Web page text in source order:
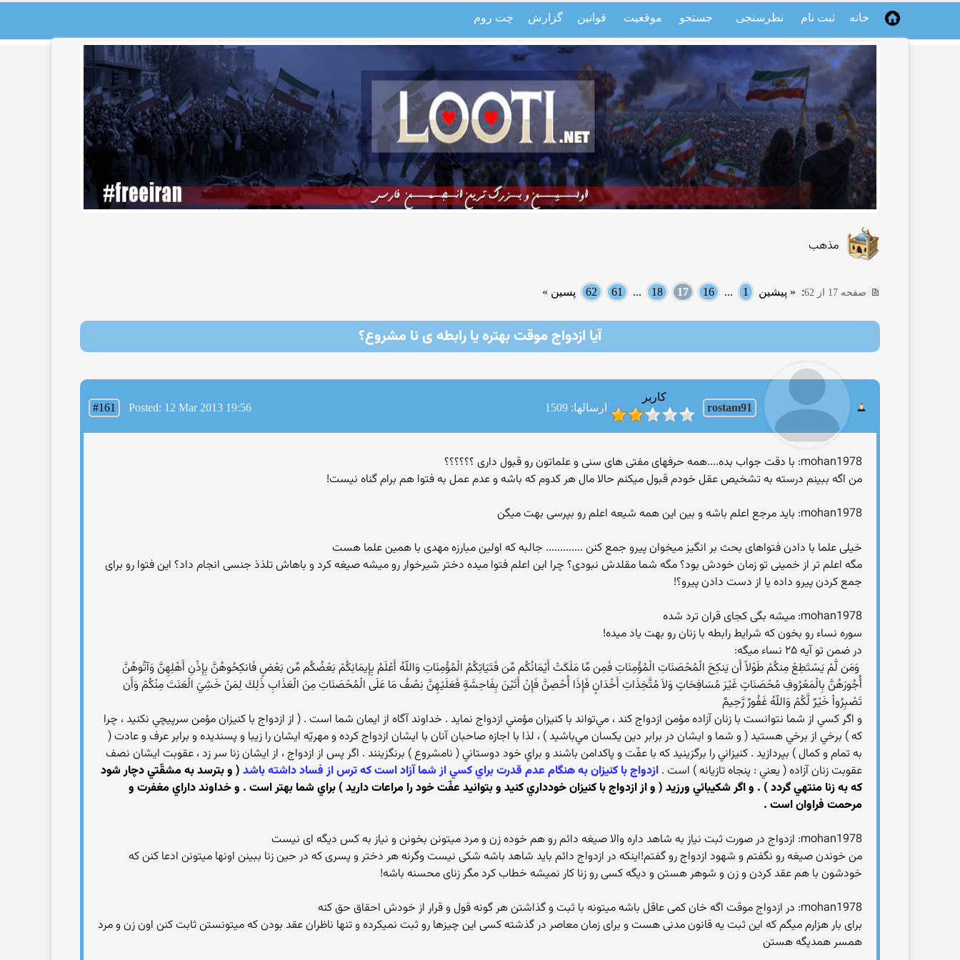
خانه ثبت نام نظرسنجی جستجو موقعیت قوانین گزارش چت روم
مذهب
صفحه 17 از 62 : « پیشین 1
...
16
17
18
...
61
62 پسین »
آیا ازدواج موقت بهتره یا رابطه ی نا مشروع؟
rostam91
کاربر
ارسالها: 1509
#161 Posted: 12 Mar 2013 19:56
mohan1978: با دقت جواب بده....همه حرفهای مفتی های سنی و علماتون رو قبول داری ؟؟؟؟؟؟
من اگه ببینم درسته به تشخیص عقل خودم قبول میکنم حالا مال هر کدوم که باشه و عدم عمل به فتوا هم برام گناه نیست!
mohan1978: باید مرجع اعلم باشه و بین این همه شیعه اعلم رو بپرسی بهت میگن
خیلی علما با دادن فتواهای بحث بر انگیز میخوان پیرو جمع کنن ............. جالبه که اولین مبارزه مهدی با همین علما هست
مگه اعلم تر از خمینی تو زمان خودش بود؟ مگه شما مقلدش نبودی؟ چرا این اعلم فتوا میده دختر شیرخوار رو میشه صیغه کرد و باهاش تلذذ جنسی انجام داد؟ این فتوا رو برای
جمع کردن پیرو داده یا از دست دادن پیرو؟!
mohan1978: میشه بگی کجای قران ترد شده
سوره نساء رو بخون که شرایط رابطه با زنان رو بهت یاد میده!
در ضمن تو آیه ۲۵ نساء میگه:
‏ وَمَن لَّمْ يَسْتَطِعْ مِنكُمْ طَوْلاً أَن يَنكِحَ الْمُحْصَنَاتِ الْمُؤْمِنَاتِ فَمِن مِّا مَلَكَتْ أَيْمَانُكُم مِّن فَتَيَاتِكُمُ الْمُؤْمِنَاتِ وَاللّهُ أَعْلَمُ بِإِيمَانِكُمْ بَعْضُكُم مِّن بَعْضٍ فَانكِحُوهُنَّ بِإِذْنِ أَهْلِهِنَّ وَآتُوهُنَّ
أُجُورَهُنَّ بِالْمَعْرُوفِ مُحْصَنَاتٍ غَيْرَ مُسَافِحَاتٍ وَلاَ مُتَّخِذَاتِ أَخْدَانٍ فَإِذَا أُحْصِنَّ فَإِنْ أَتَيْنَ بِفَاحِشَةٍ فَعَلَيْهِنَّ نِصْفُ مَا عَلَى الْمُحْصَنَاتِ مِنَ الْعَذَابِ ذَلِكَ لِمَنْ خَشِيَ الْعَنَتَ مِنْكُمْ وَأَن
تَصْبِرُواْ خَيْرٌ لَّكُمْ وَاللّهُ غَفُورٌ رَّحِيمٌ ‏
و اگر كسي از شما نتوانست با زنان آزاده مؤمن ازدواج كند ، مي‌تواند با كنيزان مؤمني ازدواج نمايد . خداوند آگاه از ايمان شما است . ( از ازدواج با كنيزان مؤمن سرپيچي نكنيد ، چرا
كه ) برخي از برخي هستيد ( و شما و ايشان در برابر دين يكسان مي‌باشيد ) ، لذا با اجازه صاحبان آنان با ايشان ازدواج كرده و مهريّه ايشان را زيبا و پسنديده و برابر عرف و عادت (
به تمام و كمال ) بپردازيد . كنيزاني را برگزينيد كه با عفّت و پاكدامن باشند و براي خود دوستاني ( نامشروع ) برنگزينند . اگر پس از ازدواج ، از ايشان زنا سر زد ، عقوبت ايشان نصف
عقوبت زنان آزاده ( يعني : پنجاه تازيانه ) است . ازدواج با كنيزان به هنگام عدم قدرت براي كسي از شما آزاد است كه ترس از فساد داشته باشد ( و بترسد به مشقّتي دچار شود
كه به زنا منتهي گردد ) . و اگر شكيبائي ورزيد ( و از ازدواج با كنيزان خودداري كنيد و بتوانيد عفّت خود را مراعات داريد ) براي شما بهتر است . و خداوند داراي مغفرت و
مرحمت فراوان است .‏
mohan1978: ازدواج در صورت ثبت نیاز به شاهد داره والا صیغه دائم رو هم خوده زن و مرد میتونن بخونن و نیاز به کس دیگه ای نیست
من خوندن صیغه رو نگفتم و شهود ازدواج رو گفتم!اینکه در ازدواج دائم باید شاهد باشه شکی نیست وگرنه هر دختر و پسری که در حین زنا ببینن اونها میتونن ادعا کنن که
خودشون با هم عقد کردن و زن و شوهر هستن و دیگه کسی رو زنا کار نمیشه خطاب کرد مگر زنای محسنه باشه!
mohan1978: در ازدواج موقت اگه خان کمی عاقل باشه میتونه با ثبت و گذاشتن هر گونه قول و قرار از خودش احقاق حق کنه
برای بار هزارم میگم که این ثبت یه قانون مدنی هست و برای زمان معاصر در گذشته کسی این چیزها رو ثبت نمیکرده و تنها ناظران عقد بودن که میتونستن ثابت کنن اون زن و مرد
همسر همدیگه هستن